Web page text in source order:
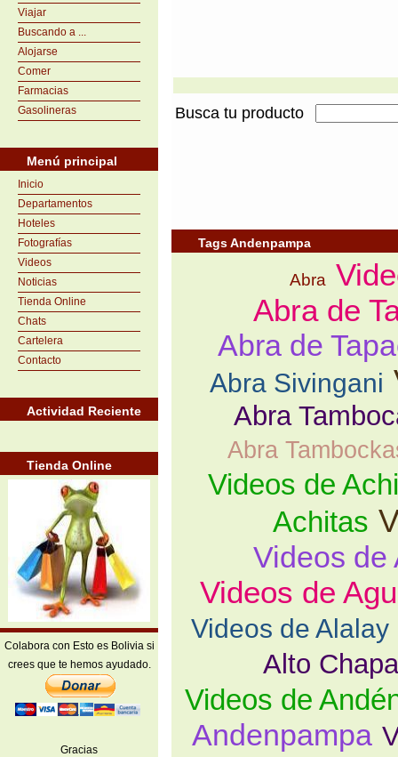
Viajar
Buscando a ...
Alojarse
Comer
Farmacias
Gasolineras
Menú principal
Inicio
Departamentos
Hoteles
Fotografías
Videos
Noticias
Tienda Online
Chats
Cartelera
Contacto
Actividad Reciente
Tienda Online
Colabora con Esto es Bolivia si
crees que te hemos ayudado.
Gracias
Busca tu producto
Tags Andenpampa
Abra
Abra de
Abra de
Abra Sivingani
Abra
Abra
Videos de
Achitas
Videos de
Videos de
Videos de Alalay
Alto
Videos de
Andenpampa